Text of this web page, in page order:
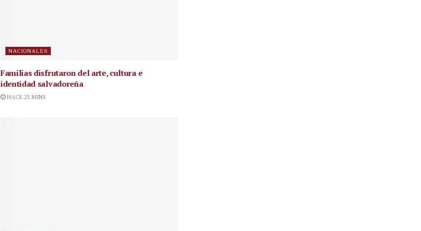
NACIONALES
Familias disfrutaron del arte, cultura e
identidad salvadoreña
HACE 25 MINS